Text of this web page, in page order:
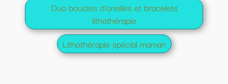
Duo boucles d'oreilles et bracelets
lithothérapie
Lithothérapie spécial maman